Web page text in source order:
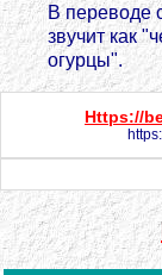
В пеpеводе
звyчит как
огypцы".
Https://